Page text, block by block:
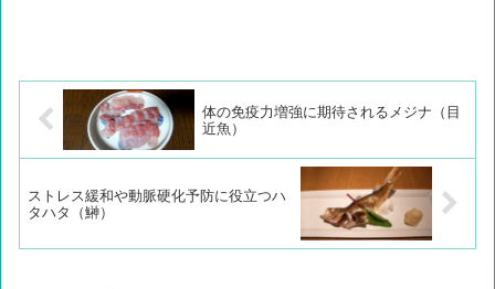
体の免疫力増強に期待されるメジナ（目
近魚）
ストレス緩和や動脈硬化予防に役立つハ
タハタ（鰰）